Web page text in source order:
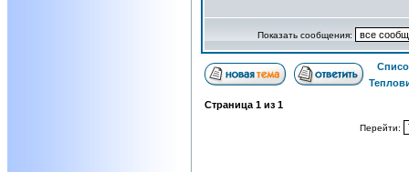
Показать сообщения:
Страница 1 из 1
Перейти: